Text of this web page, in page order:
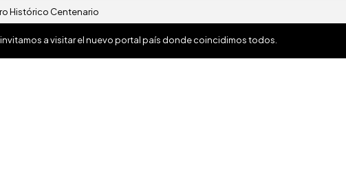
Histórico Centenario
invitamos a visitar el nuevo portal país donde coincidimos todos.